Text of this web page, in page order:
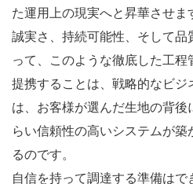
た運用上の現実へと昇華させま
誠実さ、持続可能性、そして品
って、このような徹底した工
提携することは、戦略的なビ
は、お客様が選んだ生地の背後
らい信頼性の高いシステムが
るのです。
自信を持って調達する準備はで